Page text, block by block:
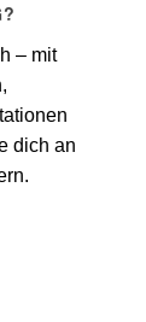
– mit
dich an